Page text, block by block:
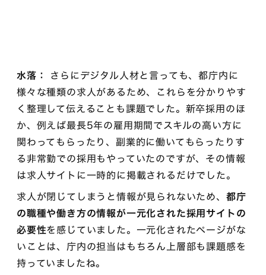
水落： さらにデジタル人材と言っても、都庁内に
様々な種類の求人があるため、これらを分かりやす
く整理して伝えることも課題でした。新卒採用のほ
か、例えば最長5年の雇用期間でスキルの高い方に
関わってもらったり、副業的に働いてもらったりす
る非常勤での採用もやっていたのですが、その情報
は求人サイトに一時的に掲載されるだけでした。
求人が閉じてしまうと情報が見られないため、 都庁
の職種や働き方の情報が一元化された採用サイトの
必要性を感じていました。一元化されたページがな
いことは、庁内の担当はもちろん上層部も課題感を
持っていましたね。